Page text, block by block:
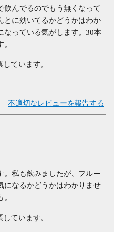
飲んでるのでもう無くなって
とに効いてるかどうかはわか
なっている気がします。30本
ています。
不適切なレビューを報告する
。私も飲みましたが、フルー
になるかどうかはわかりませ
ています。